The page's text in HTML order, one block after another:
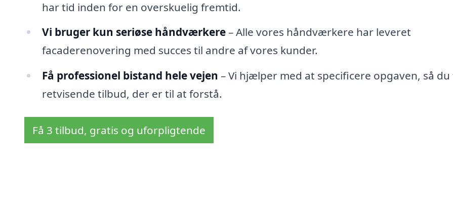
har tid inden for en overskuelig fremtid.
Vi bruger kun seriøse håndværkere– Alle vores håndværkere har leveret
facaderenovering med succes til andre af vores kunder.
Få professionel bistand hele vejen – Vi hjælper med at specificere opgaven, så
retvisende tilbud, der er til at forstå.
Få 3 tilbud, gratis og uforpligtende